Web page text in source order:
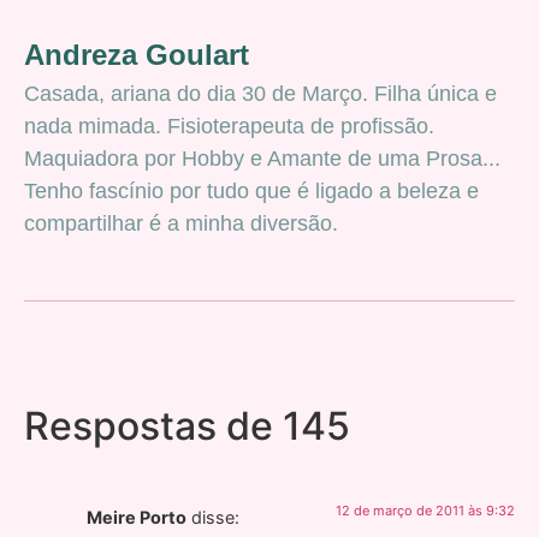
Andreza Goulart
Casada, ariana do dia 30 de Março. Filha única e
nada mimada. Fisioterapeuta de profissão.
Maquiadora por Hobby e Amante de uma Prosa...
Tenho fascínio por tudo que é ligado a beleza e
compartilhar é a minha diversão.
Respostas de 145
Meire Porto disse: 12 de março de 2011 às 9:32